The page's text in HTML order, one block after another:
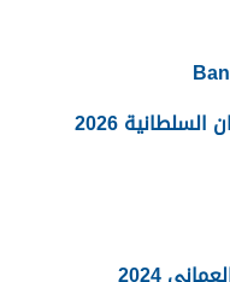
2026